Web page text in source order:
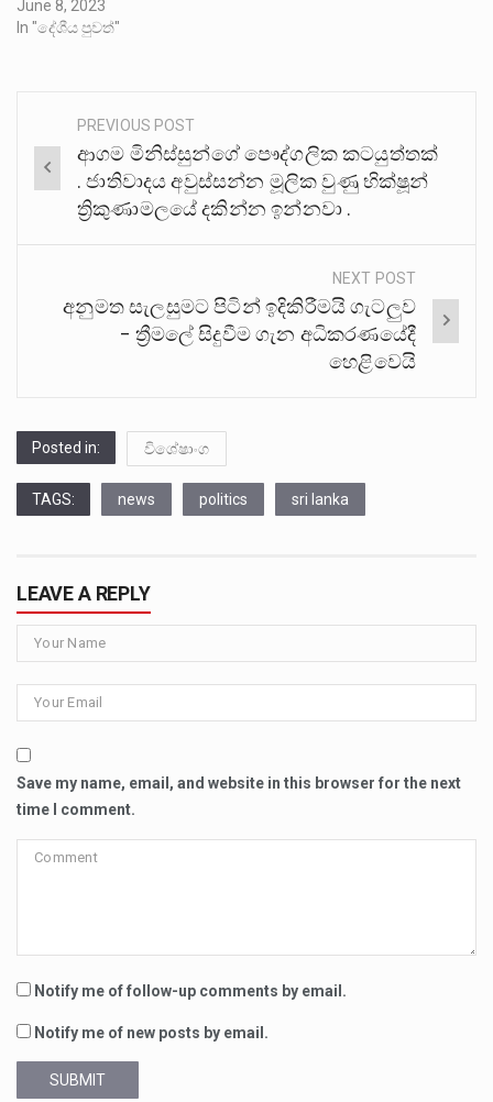
June 8, 2023
In "දේශීය පුවත්"
Post
navigation
PREVIOUS POST
ආගම මිනිස්සුන්ගේ පෞද්ගලික කටයුත්තක්
. ජාතිවාදය අවුස්සන්න මූලික වුණු භික්ෂූන්
ත්‍රිකුණාමලයේ දකින්න ඉන්නවා .
NEXT POST
අනුමත සැලසුමට පිටින් ඉදිකිරීමයි ගැටලුව
– ත්‍රීමලේ සිදුවීම ගැන අධිකරණයේදී
හෙළිවෙයි
Posted in: විශේෂාංග
TAGS: news politics sri lanka
LEAVE A REPLY
Save my name, email, and website in this browser for the next
time I comment.
Notify me of follow-up comments by email.
Notify me of new posts by email.
SUBMIT